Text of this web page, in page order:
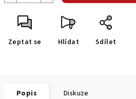
Zeptat se Hlídat Sdílet
Popis Diskuze